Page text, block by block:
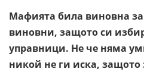
Мафията била виновна
виновни, защото си
управници. Не че няма
никой не ги иска, защото